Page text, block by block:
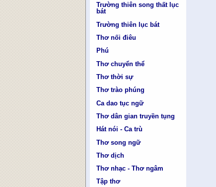
Trường thiên song thất lục
bát
Trường thiên lục bát
Thơ nối điêu
Phú
Thơ chuyển thể
Thơ thời sự
Thơ trào phúng
Ca dao tục ngữ
Thơ dân gian truyền tụng
Hát nói - Ca trù
Thơ song ngữ
Thơ dịch
Thơ nhạc - Thơ ngâm
Tập thơ